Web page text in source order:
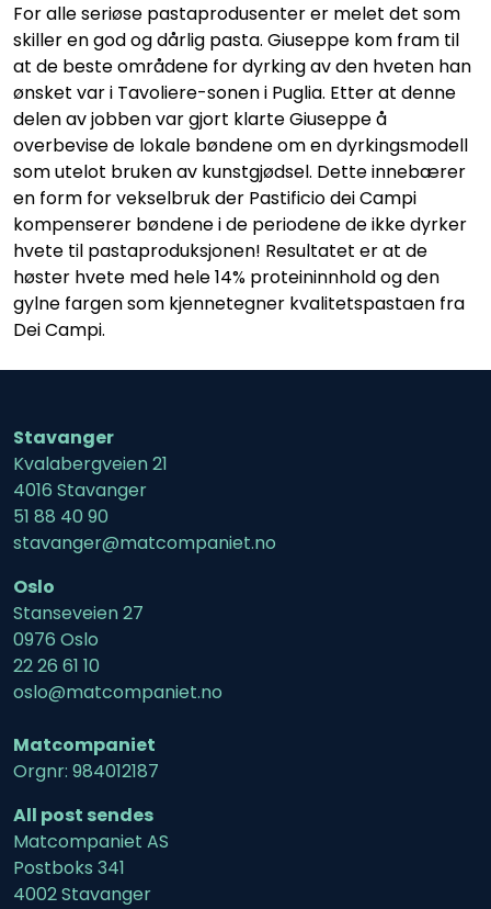
For alle seriøse pastaprodusenter er melet det som
skiller en god og dårlig pasta. Giuseppe kom fram til
at de beste områdene for dyrking av den hveten han
ønsket var i Tavoliere-sonen i Puglia. Etter at denne
delen av jobben var gjort klarte Giuseppe å
overbevise de lokale bøndene om en dyrkingsmodell
som utelot bruken av kunstgjødsel. Dette innebærer
en form for vekselbruk der Pastificio dei Campi
kompenserer bøndene i de periodene de ikke dyrker
hvete til pastaproduksjonen! Resultatet er at de
høster hvete med hele 14% proteininnhold og den
gylne fargen som kjennetegner kvalitetspastaen fra
Dei Campi.
Stavanger
Kvalabergveien 21
4016 Stavanger
51 88 40 90
stavanger@matcompaniet.no
Oslo
Stanseveien 27
0976 Oslo
22 26 61 10
oslo@matcompaniet.no
Matcompaniet
Orgnr: 984012187
All post sendes
Matcompaniet AS
Postboks 341
4002 Stavanger